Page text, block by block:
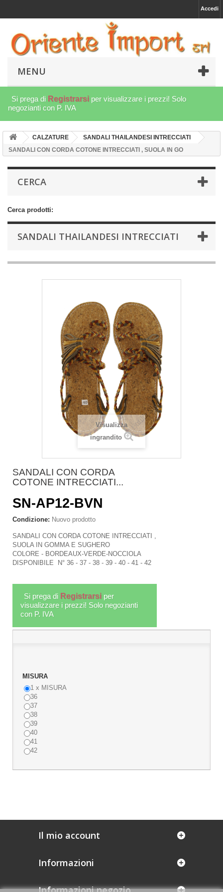
Accedi
MENU
Si prega di Registrarsi per visualizzare i prezzi! Solo
negozianti con P. IVA
CALZATURE
SANDALI THAILANDESI INTRECCIATI
SANDALI CON CORDA COTONE INTRECCIATI , SUOLA IN GO
CERCA
Cerca prodotti:
SANDALI THAILANDESI INTRECCIATI
Visualizza
ingrandito
SANDALI CON CORDA
COTONE INTRECCIATI...
SN-AP12-BVN
Condizione: Nuovo prodotto
SANDALI CON CORDA COTONE INTRECCIATI ,
SUOLA IN GOMMA E SUGHERO
COLORE - BORDEAUX-VERDE-NOCCIOLA
DISPONIBILE N° 36 - 37 - 38 - 39 - 40 - 41 - 42
Si prega di Registrarsi per
visualizzare i prezzi! Solo negozianti
con P. IVA
MISURA
1 x MISURA
36
37
38
39
40
41
42
Il mio account
Informazioni